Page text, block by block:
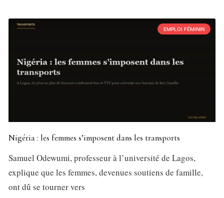
EMPLOI FÉMININ
Nigéria : les femmes s’imposent dans les transports
Samuel Odewumi, professeur à l’université de Lagos,
explique que les femmes, devenues soutiens de famille,
ont dû se tourner vers